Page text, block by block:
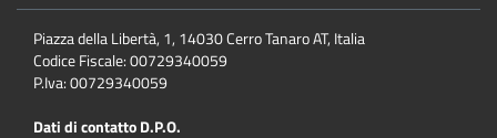
Piazza della Libertà, 1, 14030 Cerro Tanaro AT, Italia
Codice Fiscale: 00729340059
P.Iva: 00729340059
Dati di contatto D.P.O.